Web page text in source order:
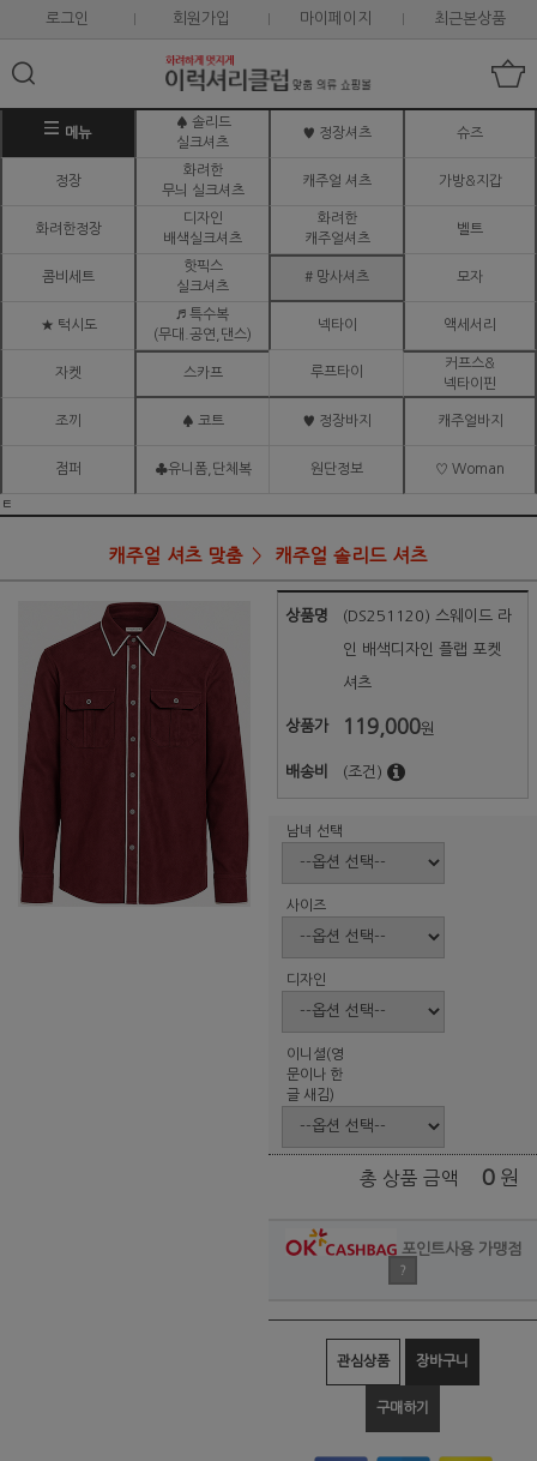
로그인 회원가입 마이페이지 최근본상품
메뉴
♠ 솔리드
실크셔츠
♥ 정장셔츠 슈즈
정장
화려한
무늬 실크셔츠
캐주얼 셔츠 가방&지갑
화려한정장
디자인
배색실크셔츠
화려한
캐주얼셔츠
벨트
콤비세트
핫픽스
실크셔츠
# 망사셔츠 모자
★ 턱시도
♬ 특수복
(무대.공연,댄스)
넥타이 액세서리
자켓 스카프 루프타이
커프스&
넥타이핀
조끼 ♠ 코트 ♥ 정장바지 캐주얼바지
점퍼 ♣유니폼,단체복 원단정보 ♡ Woman
ㅌ
캐주얼 셔츠 맞춤 캐주얼 솔리드 셔츠
상품명 (DS251120) 스웨이드 라
인 배색디자인 플랩 포켓
셔츠
상품가 119,000원
배송비 (조건)
남녀 선택
사이즈
디자인
이니셜(영
문이나 한
글 새김)
총 상품 금액 0 원
포인트사용 가맹점
?
관심상품 장바구니
구매하기